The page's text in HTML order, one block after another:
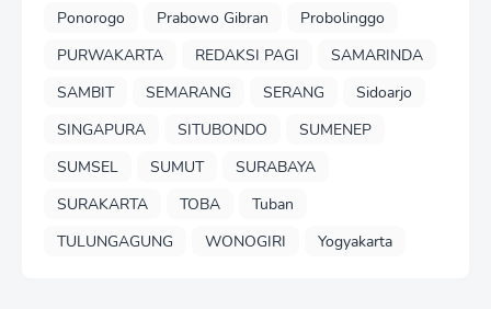
Ponorogo
Prabowo Gibran
Probolinggo
PURWAKARTA
REDAKSI PAGI
SAMARINDA
SAMBIT
SEMARANG SERANG
Sidoarjo
SINGAPURA
SITUBONDO
SUMENEP
SUMSEL
SUMUT
SURABAYA
SURAKARTA
TOBA
Tuban
TULUNGAGUNG
WONOGIRI Yogyakarta